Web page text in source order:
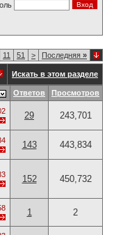
11 51 > Последняя »
Искать в этом разделе
Ответов Просмотров
29 243,701
143 443,834
152 450,732
1 2